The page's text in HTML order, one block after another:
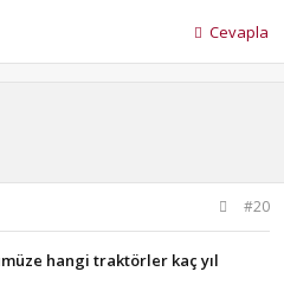
Cevapla
#20
hangi traktörler kaç yıl